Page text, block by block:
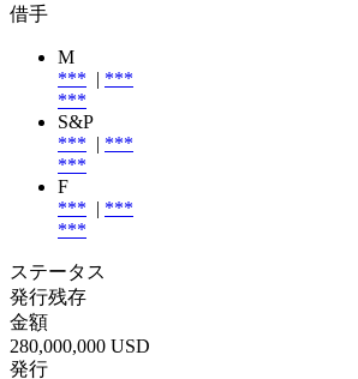
借手
M
*** | ***
***
S&P
*** | ***
***
F
*** | ***
***
ステータス
発行残存
金額
280,000,000 USD
発行